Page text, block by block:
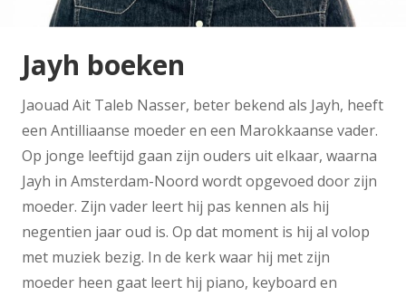
Jayh boeken
Jaouad Ait Taleb Nasser, beter bekend als Jayh, heeft
een Antilliaanse moeder en een Marokkaanse vader.
Op jonge leeftijd gaan zijn ouders uit elkaar, waarna
Jayh in Amsterdam-Noord wordt opgevoed door zijn
moeder. Zijn vader leert hij pas kennen als hij
negentien jaar oud is. Op dat moment is hij al volop
met muziek bezig. In de kerk waar hij met zijn
moeder heen gaat leert hij piano, keyboard en